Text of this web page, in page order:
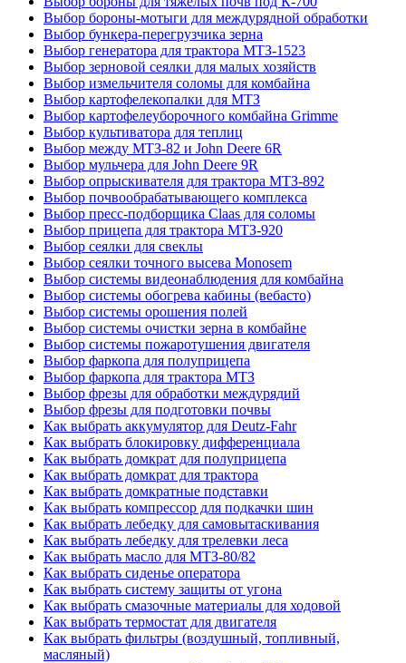
Выбор бороны-мотыги для междурядной обработки
Выбор бункера-перегрузчика зерна
Выбор генератора для трактора МТЗ-1523
Выбор зерновой сеялки для малых хозяйств
Выбор измельчителя соломы для комбайна
Выбор картофелекопалки для МТЗ
Выбор картофелеуборочного комбайна Grimme
Выбор культиватора для теплиц
Выбор между МТЗ-82 и John Deere 6R
Выбор мульчера для John Deere 9R
Выбор опрыскивателя для трактора МТЗ-892
Выбор почвообрабатывающего комплекса
Выбор пресс-подборщика Claas для соломы
Выбор прицепа для трактора МТЗ-920
Выбор сеялки для свеклы
Выбор сеялки точного высева Monosem
Выбор системы видеонаблюдения для комбайна
Выбор системы обогрева кабины (вебасто)
Выбор системы орошения полей
Выбор системы очистки зерна в комбайне
Выбор системы пожаротушения двигателя
Выбор фаркопа для полуприцепа
Выбор фаркопа для трактора МТЗ
Выбор фрезы для обработки междурядий
Выбор фрезы для подготовки почвы
Как выбрать аккумулятор для Deutz-Fahr
Как выбрать блокировку дифференциала
Как выбрать домкрат для полуприцепа
Как выбрать домкрат для трактора
Как выбрать домкратные подставки
Как выбрать компрессор для подкачки шин
Как выбрать лебедку для самовытаскивания
Как выбрать лебедку для трелевки леса
Как выбрать масло для МТЗ-80/82
Как выбрать сиденье оператора
Как выбрать систему защиты от угона
Как выбрать смазочные материалы для ходовой
Как выбрать термостат для двигателя
Как выбрать фильтры (воздушный, топливный,
масляный)